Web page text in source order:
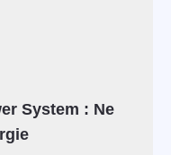
System : Ne